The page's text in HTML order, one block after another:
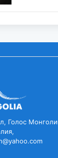
ЕГО
Голос